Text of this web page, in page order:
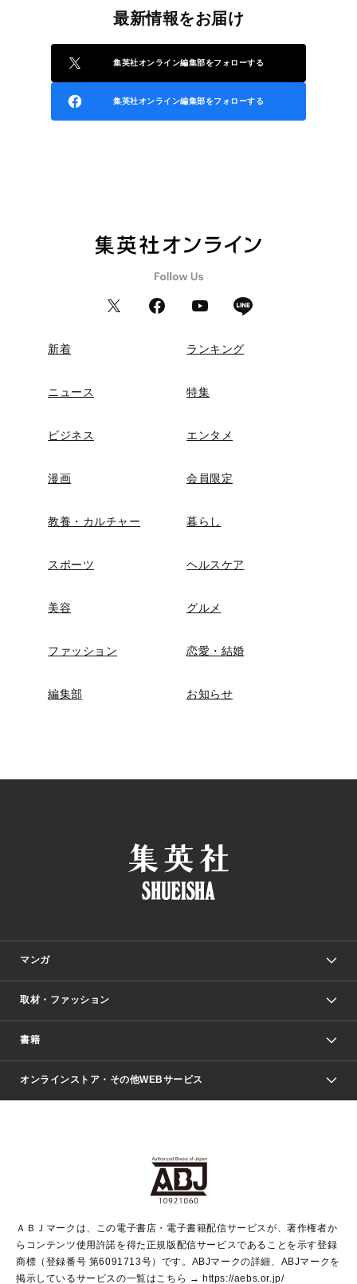
最新情報をお届け
集英社オンライン編集部をフォローする
集英社オンライン編集部をフォローする
新着 ランキング
ニュース 特集
ビジネス エンタメ
漫画 会員限定
教養・カルチャー 暮らし
スポーツ ヘルスケア
美容 グルメ
ファッション 恋愛・結婚
編集部 お知らせ
マンガ
少年マンガ
Vジャンプ
ジャンプルーキー！
ジャンプTOON
週刊ヤングジャンプ
ウルトラジャンプ
リマコミ＋
マンガMeets
月刊オフィスユー
取材・ファッション
Seventeen
LEE
Marisol
芸能・情報・スポーツ
パラスポ＋！
書籍
文芸・文庫・総合
青春と読書
アジア人物史
集英社新書
集英社新書プラス
ライトノベル・ノベライズ
集英社Webマガジン Cobalt
集英社オレンジ文庫
シフォン文庫
集英社みらい文庫
S-KIDS.LAND
オンラインストア・その他WEBサービス
SHUEISHA MANGA-ART HERITAGE
HAPPY PLUS STORE
shueisha vox
EDITOR'S LAB
ＡＢＪマークは、この電子書店・電子書籍配信サービスが、著作権者か
らコンテンツ使用許諾を得た正規版配信サービスであることを示す登録
商標（登録番号 第6091713号）です。ABJマークの詳細、ABJマークを
掲示しているサービスの一覧はこちら → https://aebs.or.jp/